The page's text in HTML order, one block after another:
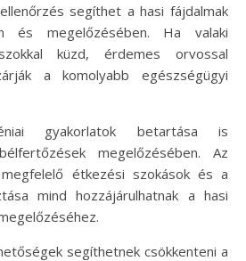
segíthet a hasi fájdalmak
és megelőzésében. Ha valaki
küzd, érdemes orvossal
a komolyabb egészségügyi
gyakorlatok betartása is
megelőzésében. Az
étkezési szokások és a
mind hozzájárulhatnak a hasi
segíthetnek csökkenteni a